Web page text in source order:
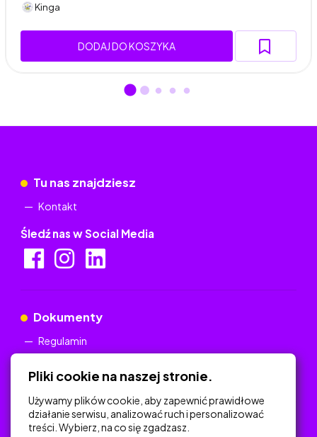
Kinga
DODAJ DO KOSZYKA
Tu nas znajdziesz
Kontakt
Śledź nas w Social Media
Dokumenty
Regulamin
Na skróty
Pliki cookie na naszej stronie.
Używamy plików cookie, aby zapewnić prawidłowe
działanie serwisu, analizować ruch i personalizować
treści. Wybierz, na co się zgadzasz.